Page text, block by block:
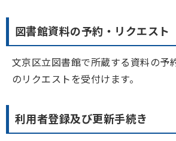
図書館資料の予約・リクエスト
文京区立図書館で所蔵する資料の予
のリクエストを受付けます。
利用者登録及び更新手続き